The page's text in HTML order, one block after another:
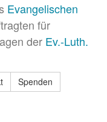
Evangelischen
für
der Ev.-Luth.
Spenden